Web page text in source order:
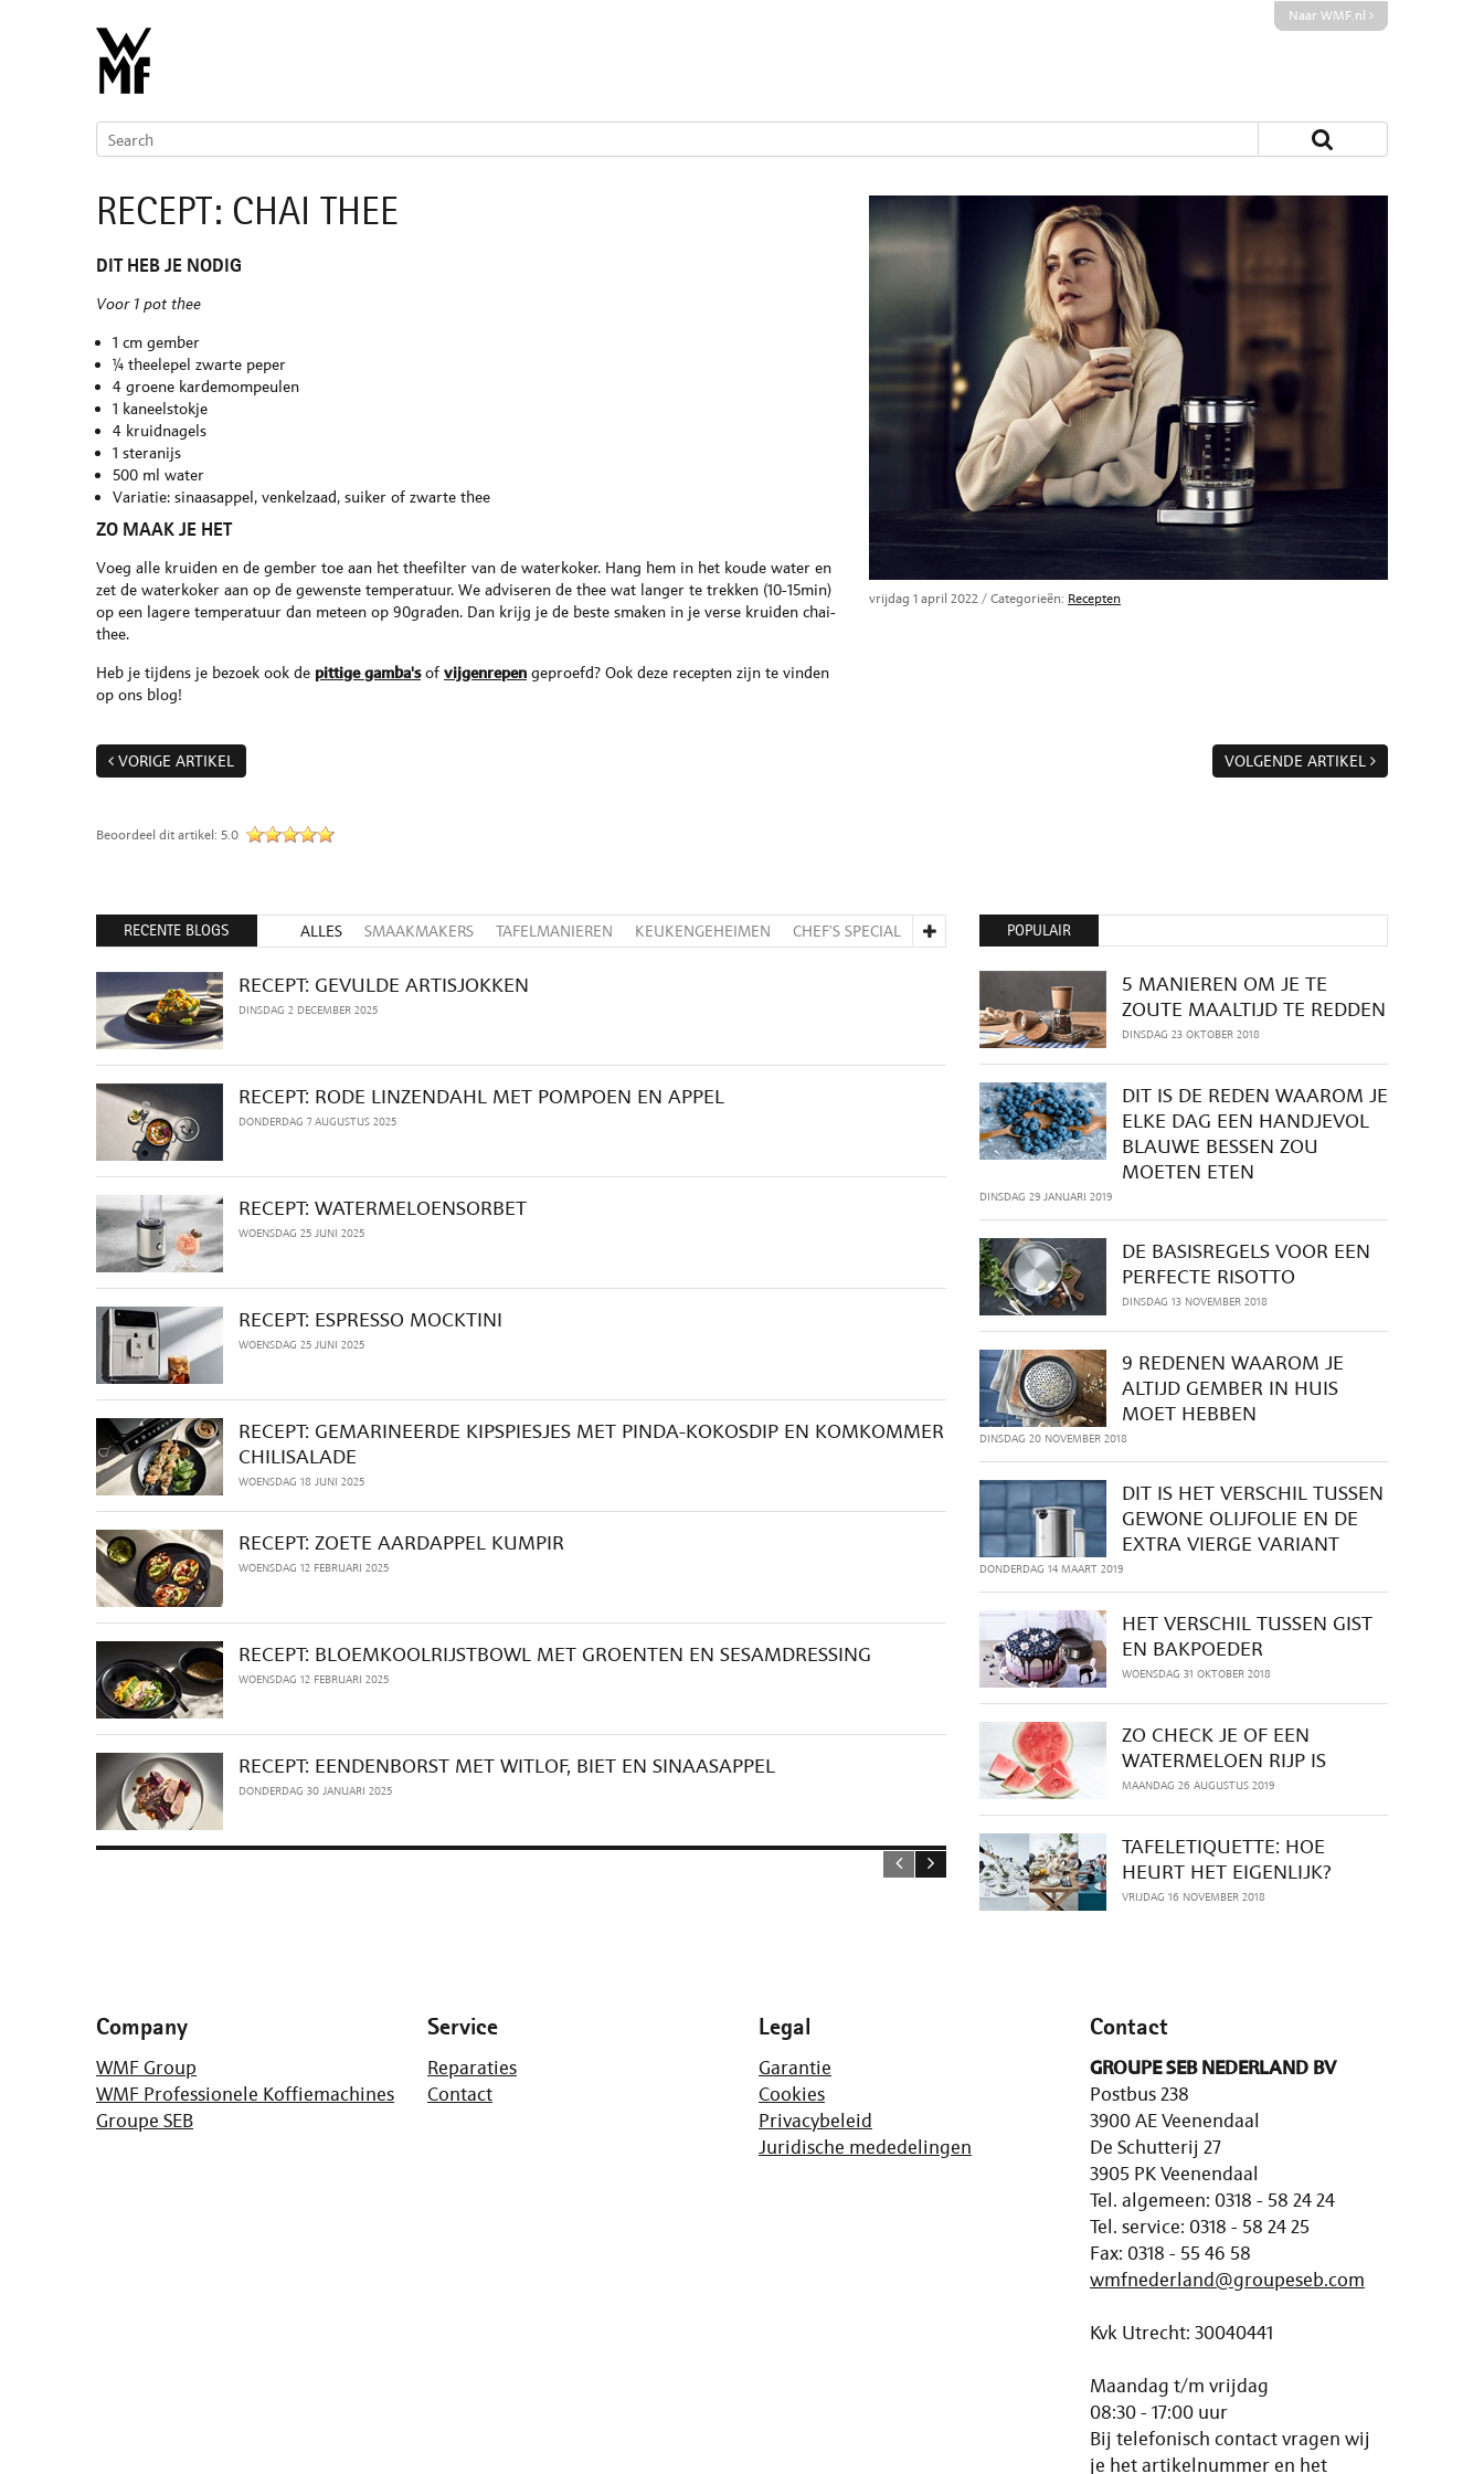
Naar WMF.nl
vrijdag 1 april 2022 / Categorieën: Recepten
RECEPT: CHAI THEE
DIT HEB JE NODIG
Voor 1 pot thee
1 cm gember
¼ theelepel zwarte peper
4 groene kardemompeulen
1 kaneelstokje
4 kruidnagels
1 steranijs
500 ml water
Variatie: sinaasappel, venkelzaad, suiker of zwarte thee
ZO MAAK JE HET
Voeg alle kruiden en de gember toe aan het theefilter van de waterkoker. Hang hem in het koude water en
zet de waterkoker aan op de gewenste temperatuur. We adviseren de thee wat langer te trekken (10-15min)
op een lagere temperatuur dan meteen op 90graden. Dan krijg je de beste smaken in je verse kruiden chai-
thee.
Heb je tijdens je bezoek ook de pittige gamba's of vijgenrepen geproefd? Ook deze recepten zijn te vinden
op ons blog!
VORIGE ARTIKEL VOLGENDE ARTIKEL
Beoordeel dit artikel: 5.0
RECENTE BLOGS ALLES SMAAKMAKERS TAFELMANIEREN KEUKENGEHEIMEN CHEF’S SPECIAL
RECEPT: GEVULDE ARTISJOKKEN
DINSDAG 2 DECEMBER 2025
RECEPT: RODE LINZENDAHL MET POMPOEN EN APPEL
DONDERDAG 7 AUGUSTUS 2025
RECEPT: WATERMELOENSORBET
WOENSDAG 25 JUNI 2025
RECEPT: ESPRESSO MOCKTINI
WOENSDAG 25 JUNI 2025
RECEPT: GEMARINEERDE KIPSPIESJES MET PINDA-KOKOSDIP EN KOMKOMMER
CHILISALADE
WOENSDAG 18 JUNI 2025
RECEPT: ZOETE AARDAPPEL KUMPIR
WOENSDAG 12 FEBRUARI 2025
RECEPT: BLOEMKOOLRIJSTBOWL MET GROENTEN EN SESAMDRESSING
WOENSDAG 12 FEBRUARI 2025
RECEPT: EENDENBORST MET WITLOF, BIET EN SINAASAPPEL
DONDERDAG 30 JANUARI 2025
POPULAIR
5 MANIEREN OM JE TE
ZOUTE MAALTIJD TE REDDEN
DINSDAG 23 OKTOBER 2018
DIT IS DE REDEN WAAROM JE
ELKE DAG EEN HANDJEVOL
BLAUWE BESSEN ZOU
MOETEN ETEN
DINSDAG 29 JANUARI 2019
DE BASISREGELS VOOR EEN
PERFECTE RISOTTO
DINSDAG 13 NOVEMBER 2018
9 REDENEN WAAROM JE
ALTIJD GEMBER IN HUIS
MOET HEBBEN
DINSDAG 20 NOVEMBER 2018
DIT IS HET VERSCHIL TUSSEN
GEWONE OLIJFOLIE EN DE
EXTRA VIERGE VARIANT
DONDERDAG 14 MAART 2019
HET VERSCHIL TUSSEN GIST
EN BAKPOEDER
WOENSDAG 31 OKTOBER 2018
ZO CHECK JE OF EEN
WATERMELOEN RIJP IS
MAANDAG 26 AUGUSTUS 2019
TAFELETIQUETTE: HOE
HEURT HET EIGENLIJK?
VRIJDAG 16 NOVEMBER 2018
Company
WMF Group
WMF Professionele Koffiemachines
Groupe SEB
Service
Reparaties
Contact
Legal
Garantie
Cookies
Privacybeleid
Juridische mededelingen
Contact
GROUPE SEB NEDERLAND BV
Postbus 238
3900 AE Veenendaal
De Schutterij 27
3905 PK Veenendaal
Tel. algemeen: 0318 - 58 24 24
Tel. service: 0318 - 58 24 25
Fax: 0318 - 55 46 58
wmfnederland@groupeseb.com
Kvk Utrecht: 30040441
Maandag t/m vrijdag
08:30 - 17:00 uur
Bij telefonisch contact vragen wij
je het artikelnummer en het